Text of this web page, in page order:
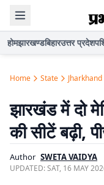
होमझारखण्डबिहारउत्तर प्रदेश
Home State Jharkhand
झारखंड में दो
की सीटें बढ़ी,
Author SWETA VAIDYA
UPDATED:SAT, 16 MAY